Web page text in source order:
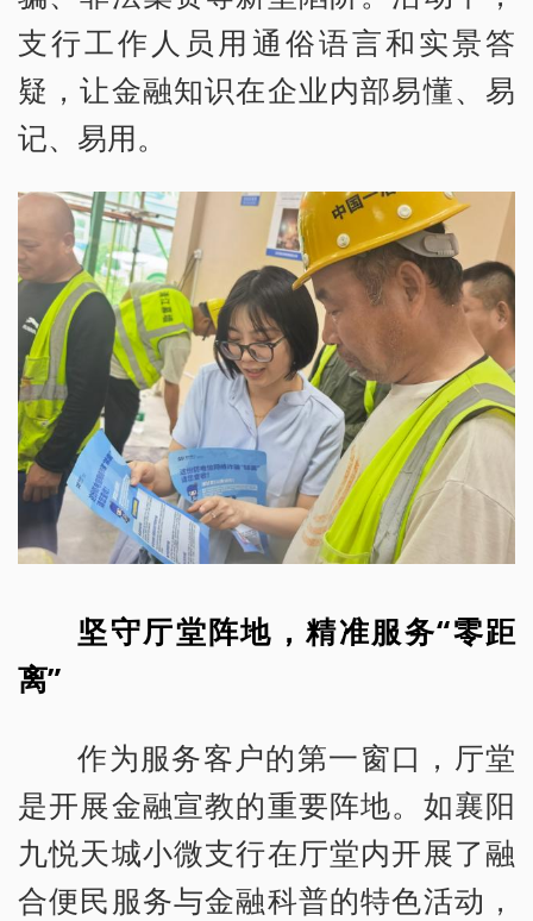
支行工作人员用通俗语言和实景答
疑，让金融知识在企业内部易懂、易
记、易用。
坚守厅堂阵地，精准服务“零距
离”
作为服务客户的第一窗口，厅堂
是开展金融宣教的重要阵地。如襄阳
九悦天城小微支行在厅堂内开展了融
合便民服务与金融科普的特色活动，